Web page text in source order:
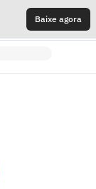
Baixe agora